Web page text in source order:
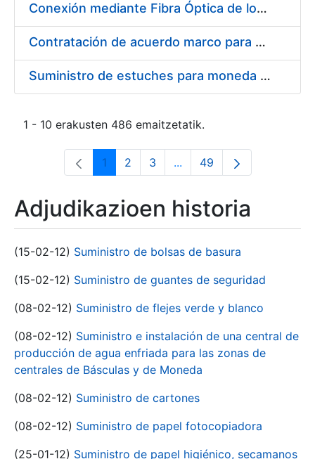
Conexión mediante Fibra Óptica de los Centros de Proceso de Datos (CPDs) de las sedes de la FNMT-RCM de Burgos y Madrid
Contratación de acuerdo marco para el Suministro de Material de Electricidad para la Fábrica Nacional de Moneda y Timbre-Real Casa de la Moneda en su centro de trabajo de Burgos
Suministro de estuches para moneda de 30 €
1 - 10 erakusten 486 emaitzetatik.
Orrialdea
1 Orrialdea
2 Orrialdea
3 ...Intermediate Pages Use
Orrialdea
49
Adjudikazioen historia
(15-02-12) Suministro de bolsas de basura
(15-02-12) Suministro de guantes de seguridad
(08-02-12) Suministro de flejes verde y blanco
(08-02-12) Suministro e instalación de una central de
producción de agua enfriada para las zonas de
centrales de Básculas y de Moneda
(08-02-12) Suministro de cartones
(08-02-12) Suministro de papel fotocopiadora
(25-01-12) Suministro de papel higiénico, secamanos